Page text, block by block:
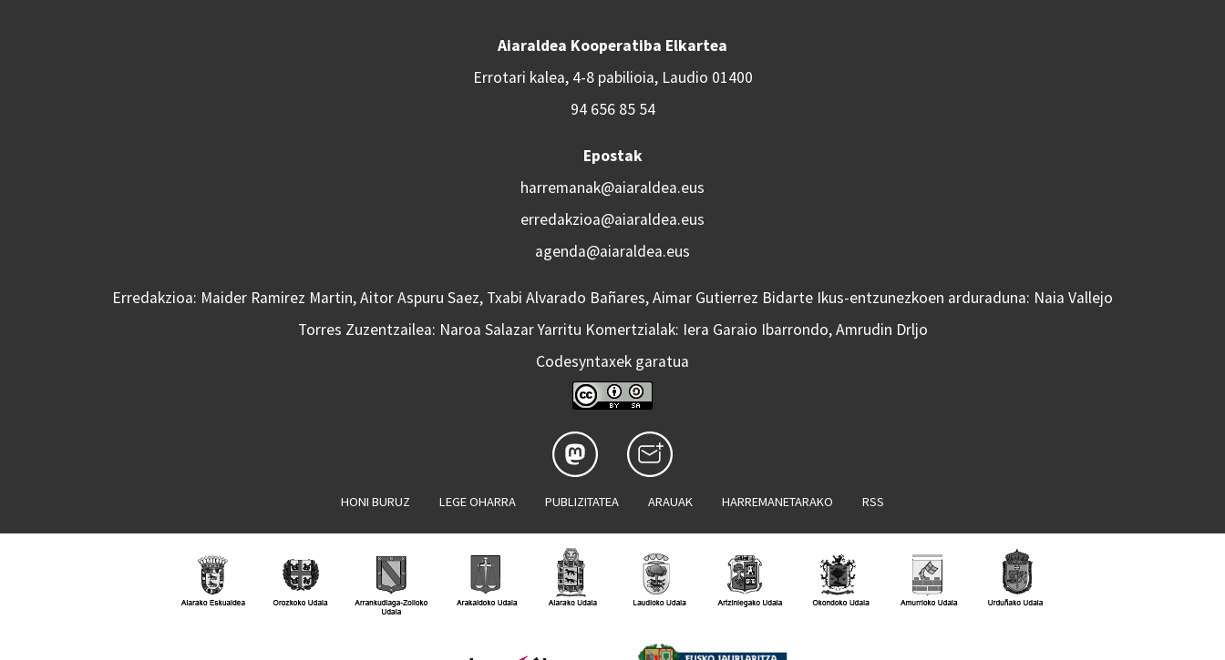
Aiaraldea Kooperatiba Elkartea
Errotari kalea, 4-8 pabilioia, Laudio 01400
94 656 85 54
Epostak
harremanak@aiaraldea.eus
erredakzioa@aiaraldea.eus
agenda@aiaraldea.eus
Erredakzioa: Maider Ramirez Martin, Aitor Aspuru Saez, Txabi Alvarado Bañares, Aimar Gutierrez Bidarte Ikus-entzunezkoen arduraduna: Naia Vallejo
Torres Zuzentzailea: Naroa Salazar Yarritu Komertzialak: Iera Garaio Ibarrondo, Amrudin Drljo
Codesyntaxek garatua
HONI BURUZ LEGE OHARRA PUBLIZITATEA ARAUAK HARREMANETARAKO RSS